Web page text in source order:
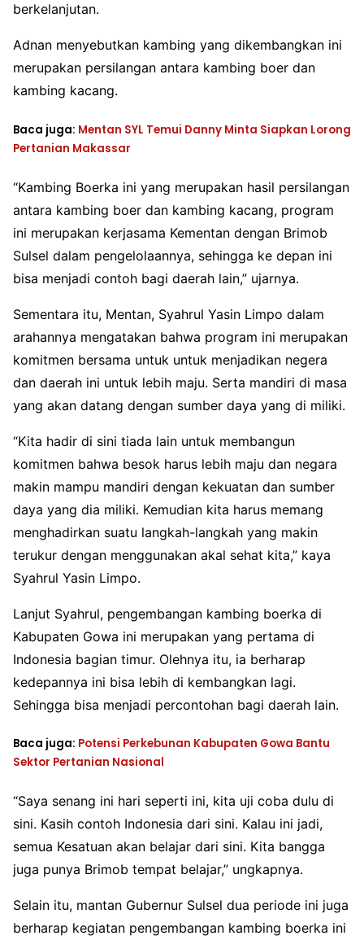
berkelanjutan.
Adnan menyebutkan kambing yang dikembangkan ini
merupakan persilangan antara kambing boer dan
kambing kacang.
Baca juga: Mentan SYL Temui Danny Minta Siapkan Lorong
Pertanian Makassar
“Kambing Boerka ini yang merupakan hasil persilangan
antara kambing boer dan kambing kacang, program
ini merupakan kerjasama Kementan dengan Brimob
Sulsel dalam pengelolaannya, sehingga ke depan ini
bisa menjadi contoh bagi daerah lain,” ujarnya.
Sementara itu, Mentan, Syahrul Yasin Limpo dalam
arahannya mengatakan bahwa program ini merupakan
komitmen bersama untuk untuk menjadikan negera
dan daerah ini untuk lebih maju. Serta mandiri di masa
yang akan datang dengan sumber daya yang di miliki.
“Kita hadir di sini tiada lain untuk membangun
komitmen bahwa besok harus lebih maju dan negara
makin mampu mandiri dengan kekuatan dan sumber
daya yang dia miliki. Kemudian kita harus memang
menghadirkan suatu langkah-langkah yang makin
terukur dengan menggunakan akal sehat kita,” kaya
Syahrul Yasin Limpo.
Lanjut Syahrul, pengembangan kambing boerka di
Kabupaten Gowa ini merupakan yang pertama di
Indonesia bagian timur. Olehnya itu, ia berharap
kedepannya ini bisa lebih di kembangkan lagi.
Sehingga bisa menjadi percontohan bagi daerah lain.
Baca juga: Potensi Perkebunan Kabupaten Gowa Bantu
Sektor Pertanian Nasional
“Saya senang ini hari seperti ini, kita uji coba dulu di
sini. Kasih contoh Indonesia dari sini. Kalau ini jadi,
semua Kesatuan akan belajar dari sini. Kita bangga
juga punya Brimob tempat belajar,” ungkapnya.
Selain itu, mantan Gubernur Sulsel dua periode ini juga
berharap kegiatan pengembangan kambing boerka ini